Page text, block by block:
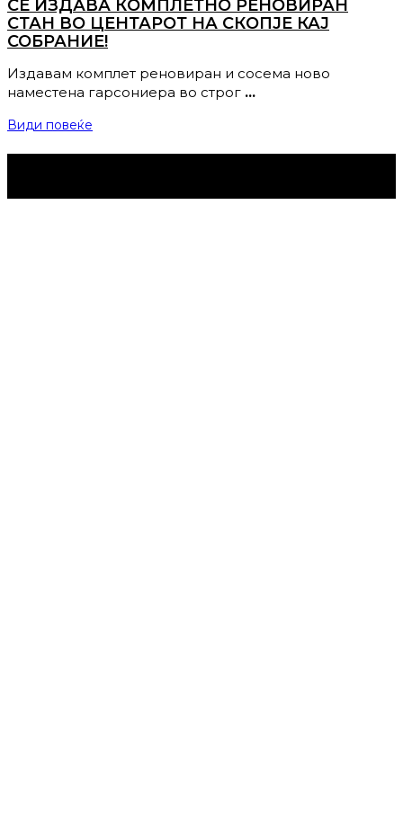
СЕ ИЗДАВА КОМПЛЕТНО РЕНОВИРАН
СТАН ВО ЦЕНТАРОТ НА СКОПЈЕ КАЈ
СОБРАНИЕ!
Издавам комплет реновиран и сосема ново
наместена гарсониера во строг …
Види повеќе